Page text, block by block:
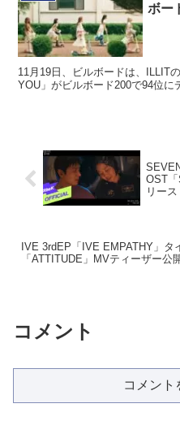
ボー
11月19日、ビルボードは、ILLIT
YOU」がビルボード200で94位に
OST
リース
IVE 3rdEP「IVE EMPATHY」タ
「ATTITUDE」MVティーザー公
コメント
コメント